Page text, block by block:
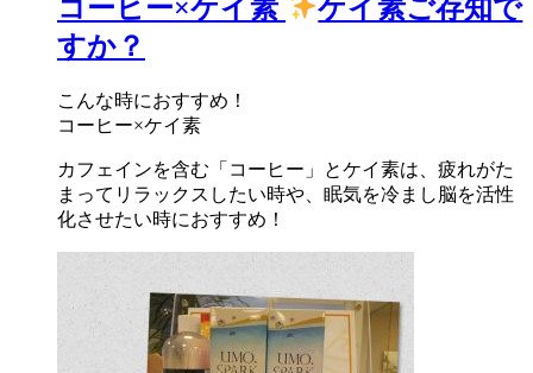
コーヒー×ケイ素
ケイ素ご存知で
すか？
こんな時におすすめ！
コーヒー×ケイ素
カフェインを含む「コーヒー」とケイ素は、疲れがた
まってリラックスしたい時や、眠気を冷まし脳を活性
化させたい時におすすめ！